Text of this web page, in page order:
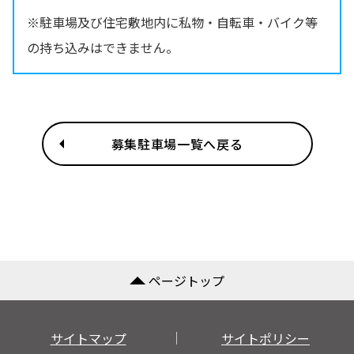
※駐車場及び住宅敷地内に私物・自転車・バイク等
の持ち込みはできません。
募集駐車場一覧へ戻る
ページトップ
サイトマップ サイトポリシー